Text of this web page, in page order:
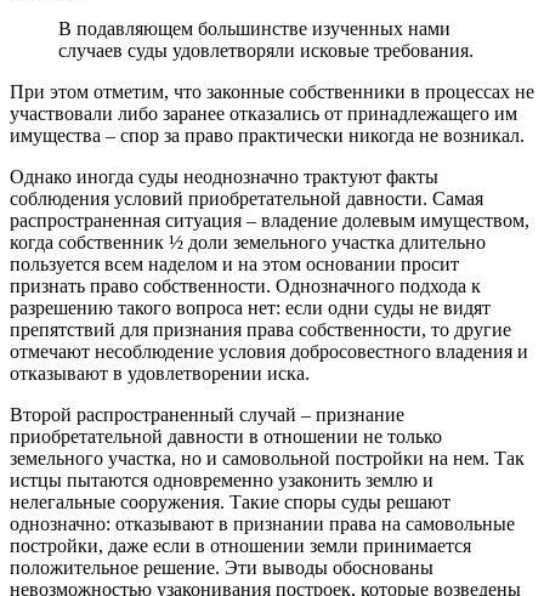
В подавляющем большинстве изученных нами
случаев суды удовлетворяли исковые требования.
При этом отметим, что законные собственники в процессах не
участвовали либо заранее отказались от принадлежащего им
имущества – спор за право практически никогда не возникал.
Однако иногда суды неоднозначно трактуют факты
соблюдения условий приобретательной давности. Самая
распространенная ситуация – владение долевым имуществом,
когда собственник ½ доли земельного участка длительно
пользуется всем наделом и на этом основании просит
признать право собственности. Однозначного подхода к
разрешению такого вопроса нет: если одни суды не видят
препятствий для признания права собственности, то другие
отмечают несоблюдение условия добросовестного владения и
отказывают в удовлетворении иска.
Второй распространенный случай – признание
приобретательной давности в отношении не только
земельного участка, но и самовольной постройки на нем. Так
истцы пытаются одновременно узаконить землю и
нелегальные сооружения. Такие споры суды решают
однозначно: отказывают в признании права на самовольные
постройки, даже если в отношении земли принимается
положительное решение. Эти выводы обоснованы
невозможностью узаконивания построек, которые возведены